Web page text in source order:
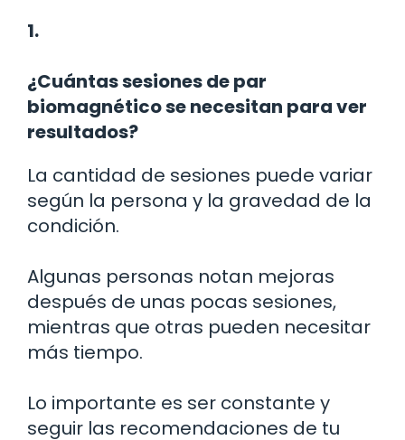
1.
¿Cuántas sesiones de par
biomagnético se necesitan para ver
resultados?
La cantidad de sesiones puede variar
según la persona y la gravedad de la
condición.
Algunas personas notan mejoras
después de unas pocas sesiones,
mientras que otras pueden necesitar
más tiempo.
Lo importante es ser constante y
seguir las recomendaciones de tu